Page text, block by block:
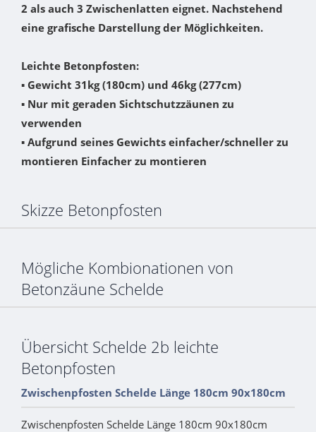
2 als auch 3 Zwischenlatten eignet. Nachstehend
eine grafische Darstellung der Möglichkeiten.
Leichte Betonpfosten:
▪ Gewicht 31kg (180cm) und 46kg (277cm)
▪ Nur mit geraden Sichtschutzzäunen zu
verwenden
▪ Aufgrund seines Gewichts einfacher/schneller zu
montieren Einfacher zu montieren
Skizze Betonpfosten
Mögliche Kombionationen von
Betonzäune Schelde
Übersicht Schelde 2b leichte
Betonpfosten
Zwischenpfosten Schelde Länge 180cm 90x180cm
Zwischenpfosten Schelde Länge 180cm 90x180cm